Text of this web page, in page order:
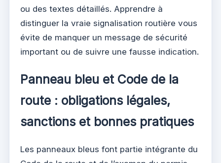
ou des textes détaillés. Apprendre à
distinguer la vraie signalisation routière vous
évite de manquer un message de sécurité
important ou de suivre une fausse indication.
Panneau bleu et Code de la
route : obligations légales,
sanctions et bonnes pratiques
Les panneaux bleus font partie intégrante du